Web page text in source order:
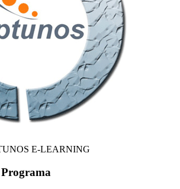
E-LEARNING